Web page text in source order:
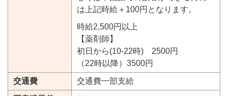
は上記時給＋100円となります。
時給2,500円以上
【薬剤師】
初日から(10-22時) 2500円
（22時以降）3500円
交通費 交通費一部支給